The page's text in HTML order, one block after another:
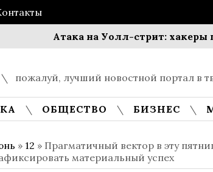
Атака на Уолл-стрит: хакеры
пожалуй, лучший новостной портал в
ОБЩЕСТВО БИЗНЕС
» 12 » Прагматичный вектор в эту
материальный успех